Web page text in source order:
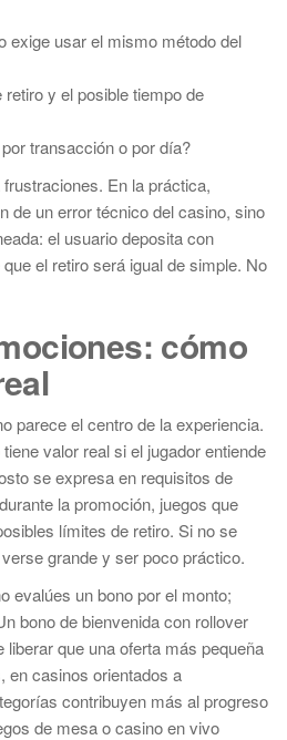
exige usar el mismo método del
y el posible tiempo de
transacción o por día?
En la práctica,
de un error técnico del casino, sino
el usuario deposita con
el retiro será igual de simple. No
cómo
parece el centro de la experiencia.
valor real si el jugador entiende
se expresa en requisitos de
la promoción, juegos que
límites de retiro. Si no se
grande y ser poco práctico.
evalúes un bono por el monto;
bono de bienvenida con rollover
que una oferta más pequeña
en casinos orientados a
contribuyen más al progreso
de mesa o casino en vivo